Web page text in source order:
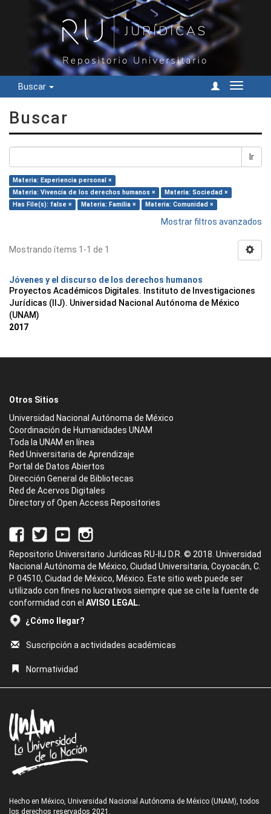
Buscar
Cambiar
Buscar
Ir
Materia: Experiencia personal ×
Materia: Vivencia de los derechos humanos ×
Materia: Sociedad ×
Has File(s): false ×
Materia: Familia × Materia: Comunidad ×
Mostrar filtros avanzados
Mostrando ítems 1-1 de 1
Jóvenes y el discurso de los derechos humanos
Proyectos Académicos Digitales. Instituto de Investigaciones
Jurídicas (IIJ). Universidad Nacional Autónoma de México
(UNAM)
2017
Otros Sitios
Universidad Nacional Autónoma de México
Coordinación de Humanidades UNAM
Toda la UNAM en línea
Red Universitaria de Aprendizaje
Portal de Datos Abiertos
Dirección General de Bibliotecas
Red de Acervos Digitales
Directory of Open Access Repositories
Repositorio Universitario Jurídicas RU-IIJ D.R. © 2018. Universidad
Nacional Autónoma de México, Ciudad Universitaria, Coyoacán, C.
P. 04510, Ciudad de México, México. Este sitio web puede ser
utilizado con fines no lucrativos siempre que se cite la fuente de
conformidad con el AVISO LEGAL.
¿Cómo llegar?
Suscripción a actividades académicas
Normatividad
Hecho en México, Universidad Nacional Autónoma de México (UNAM), todos
los derechos reservados 2021.